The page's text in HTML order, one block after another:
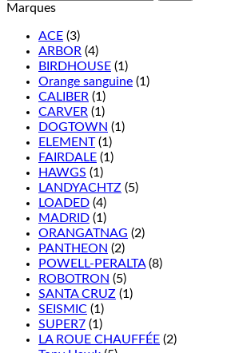
Marques
ACE (3)
ARBOR (4)
BIRDHOUSE (1)
Orange sanguine (1)
CALIBER (1)
CARVER (1)
DOGTOWN (1)
ELEMENT (1)
FAIRDALE (1)
HAWGS (1)
LANDYACHTZ (5)
LOADED (4)
MADRID (1)
ORANGATNAG (2)
PANTHEON (2)
POWELL-PERALTA (8)
ROBOTRON (5)
SANTA CRUZ (1)
SEISMIC (1)
SUPER7 (1)
LA ROUE CHAUFFÉE (2)